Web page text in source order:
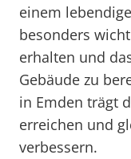
einem
besonders
erhalten und
Gebäude zu
in Emden trägt
erreichen und
verbessern.